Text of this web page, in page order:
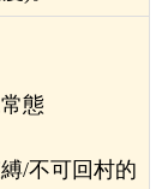
態
/不可回村的